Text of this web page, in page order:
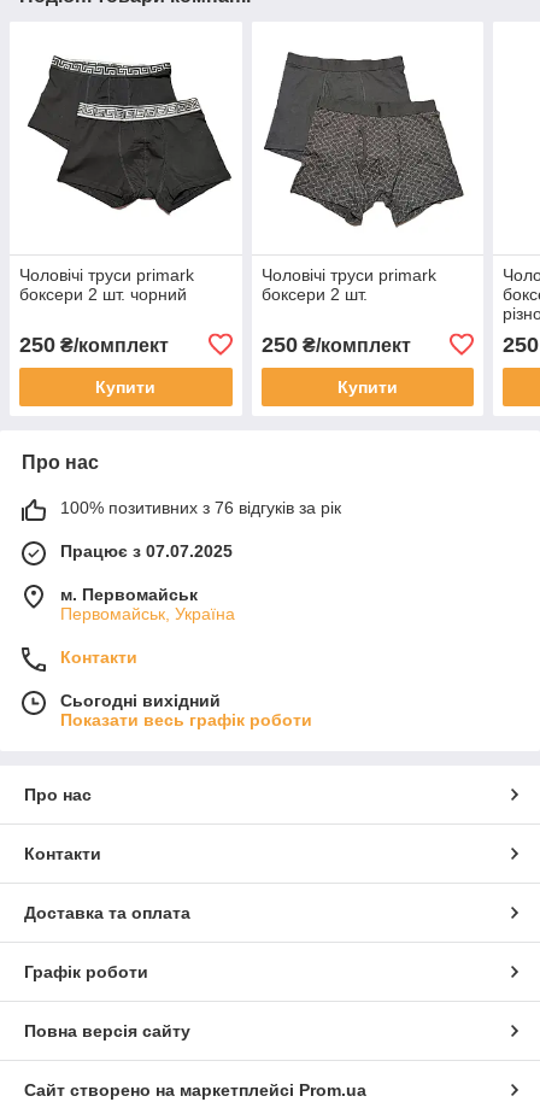
Чоловічі труси primark
боксери 2 шт. чорний
250 ₴/комплект
Купити
Чоловічі труси primark
боксери 2 шт.
250₴/комплект
Купити
250
Про нас
100% позитивних з 76 відгуків за рік
Працює з 07.07.2025
м. Первомайськ
Первомайськ, Україна
Контакти
Сьогодні вихідний
Показати весь графік роботи
Про нас
Контакти
Доставка та оплата
Графік роботи
Повна версія сайту
Сайт створено на маркетплейсі Prom.ua